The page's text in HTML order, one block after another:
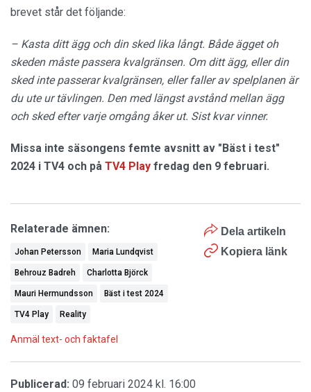
brevet står det följande:
– Kasta ditt ägg och din sked lika långt. Både ägget oh
skeden måste passera kvalgränsen. Om ditt ägg, eller din
sked inte passerar kvalgränsen, eller faller av spelplanen är
du ute ur tävlingen. Den med längst avstånd mellan ägg
och sked efter varje omgång åker ut. Sist kvar vinner.
Missa inte säsongens femte avsnitt av "Bäst i test"
2024 i TV4 och på TV4 Play fredag den 9 februari.
Dela artikeln
Kopiera länk
Relaterade ämnen:
Johan Petersson Maria Lundqvist
Behrouz Badreh Charlotta Björck
Mauri Hermundsson Bäst i test 2024
TV4 Play Reality
Anmäl text- och faktafel
Publicerad: 09 februari 2024 kl. 16:00